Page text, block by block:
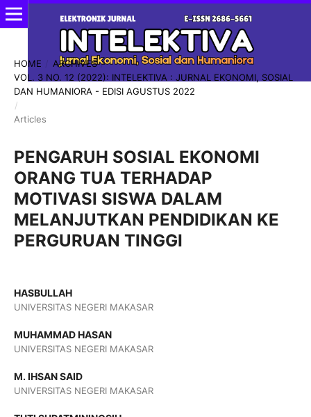
HOME / ARCHIVES /
VOL. 3 NO. 12 (2022): INTELEKTIVA : JURNAL EKONOMI, SOSIAL
DAN HUMANIORA - EDISI AGUSTUS 2022
/
Articles
PENGARUH SOSIAL EKONOMI
ORANG TUA TERHADAP
MOTIVASI SISWA DALAM
MELANJUTKAN PENDIDIKAN KE
PERGURUAN TINGGI
HASBULLAH
UNIVERSITAS NEGERI MAKASAR
MUHAMMAD HASAN
UNIVERSITAS NEGERI MAKASAR
M. IHSAN SAID
UNIVERSITAS NEGERI MAKASAR